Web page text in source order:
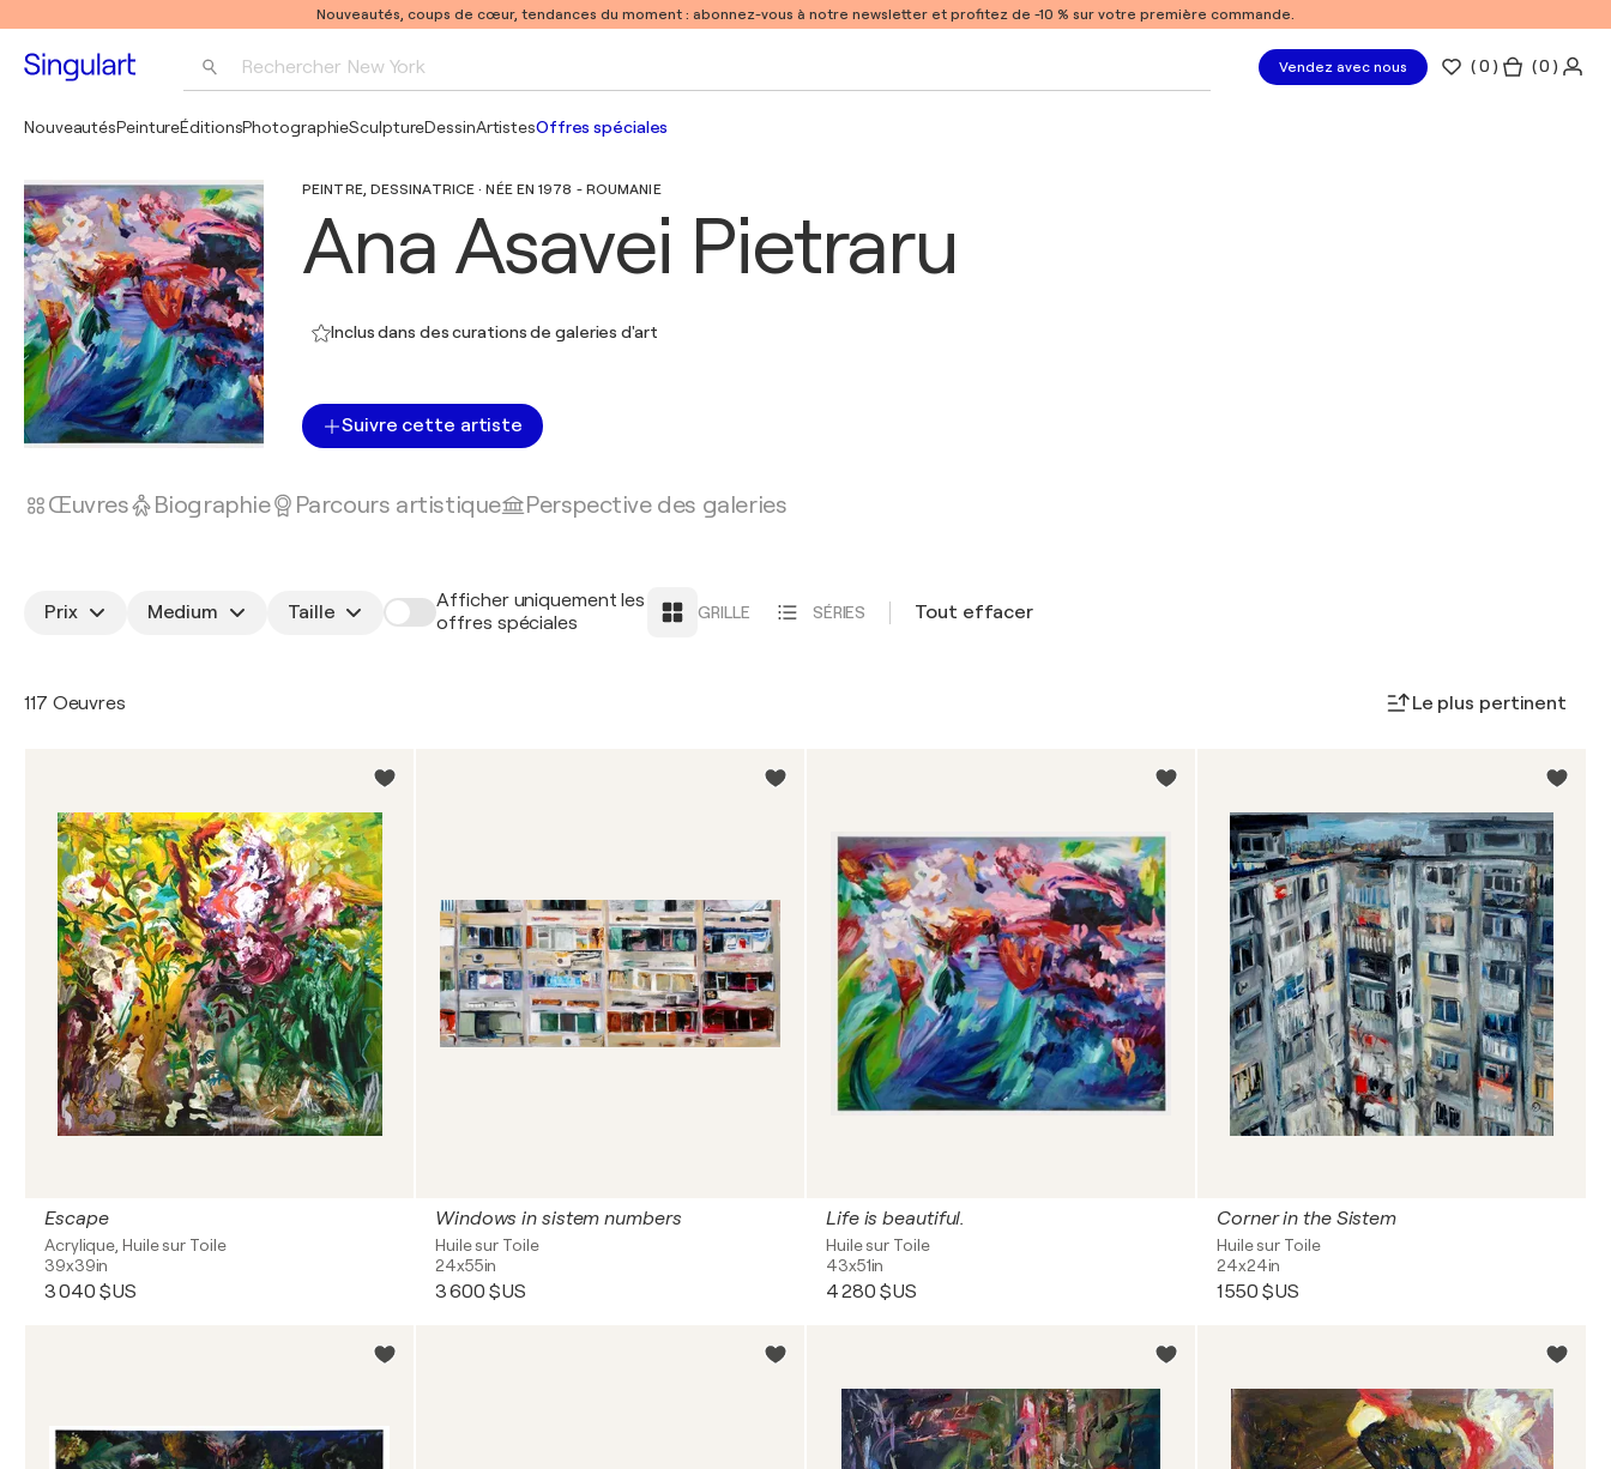
Nouveautés, coups de cœur, tendances du moment : abonnez-vous à notre newsletter et profitez de -10 % sur votre première commande.
Rechercher New York Vendez avec nous (0 ) ( 0 )
NouveautésPeintureÉditionsPhotographieSculptureDessinArtistesOffres spéciales
PEINTRE, DESSINATRICE · NÉE EN 1978 - ROUMANIE
Ana Asavei Pietraru
Inclus dans des curations de galeries d'art
Suivre cette artiste
Œuvres Biographie Parcours artistique Perspective des galeries
Prix Medium Taille
Afficher uniquement les
offres spéciales
GRILLE SÉRIES Tout effacer
117 Oeuvres Le plus pertinent
Escape
Acrylique, Huile sur Toile
39x39in
3 040 $US
Windows in sistem numbers
Huile sur Toile
24x55in
3 600 $US
Life is beautiful.
Huile sur Toile
43x51in
4 280 $US
Corner in the Sistem
Huile sur Toile
24x24in
1 550 $US